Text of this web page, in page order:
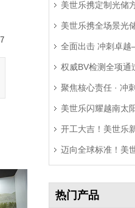
美世乐携定制光储
展，精准破解西非用
美世乐携全场景光
RE+展，深耕北美赋
全面出击 冲刺卓
年中营销工作会议
权威BV检测全项通
局拉美市场
聚焦核心责任 ·
2025年中会议圆满举
美世乐闪耀越南太
绿色能源新图景
开工大吉！美世乐
工，迈向全球绿色智
迈向全球标准！美
热门产品